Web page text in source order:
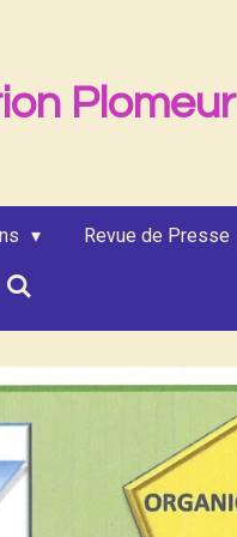
Plomeur
Revue de Presse